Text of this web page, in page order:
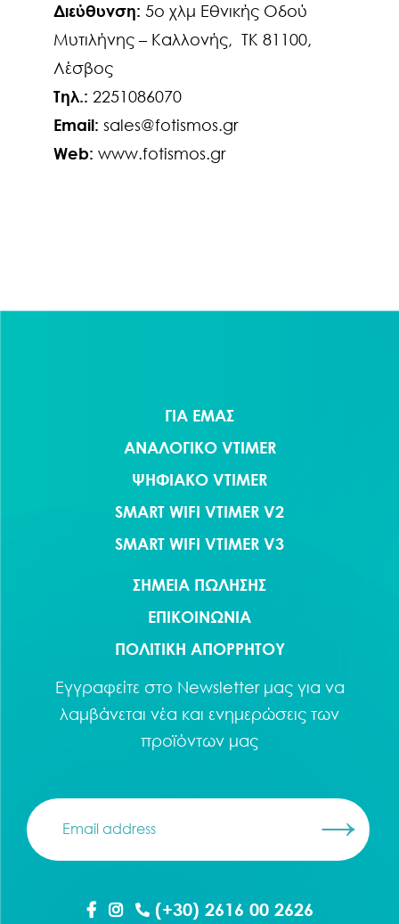
Διεύθυνση: 5ο χλμ Εθνικής Οδού
Μυτιλήνης – Καλλονής, ΤΚ 81100,
Λέσβος
Τηλ.: 2251086070
Email: sales@fotismos.gr
Web: www.fotismos.gr
ΓΙΑ ΕΜΑΣ
ΑΝΑΛΟΓΙΚΟ VTIMER
ΨΗΦΙΑΚΟ VTIMER
SMART WIFI VTIMER V2
SMART WIFI VTIMER V3
ΣΗΜΕΙΑ ΠΩΛΗΣΗΣ
ΕΠΙΚΟΙΝΩΝΙΑ
ΠΟΛΙΤΙΚΗ ΑΠΟΡΡΗΤΟΥ
Εγγραφείτε στο Newsletterμας για να
λαμβάνεται νέα και ενημερώσεις των
προϊόντων μας
(+30) 2616 00 2626